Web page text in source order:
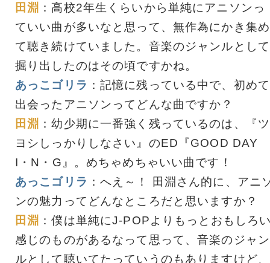
田淵 ：高校2年生くらいから単純にアニソンっ
ていい曲が多いなと思って、無作為にかき集め
て聴き続けていました。音楽のジャンルとして
掘り出したのはその頃ですかね。
あっこゴリラ ：記憶に残っている中で、初めて
出会ったアニソンってどんな曲ですか？
田淵 ：幼少期に一番強く残っているのは、『ツ
ヨシしっかりしなさい』のED『GOOD DAY
I・N・G』。めちゃめちゃいい曲です！
あっこゴリラ ：へえ～！ 田淵さん的に、アニ
ンの魅力ってどんなところだと思いますか？
田淵 ：僕は単純にJ-POPよりもっとおもしろ
感じのものがあるなって思って、音楽のジャン
ルとして聴いてたっていうのもありますけど、